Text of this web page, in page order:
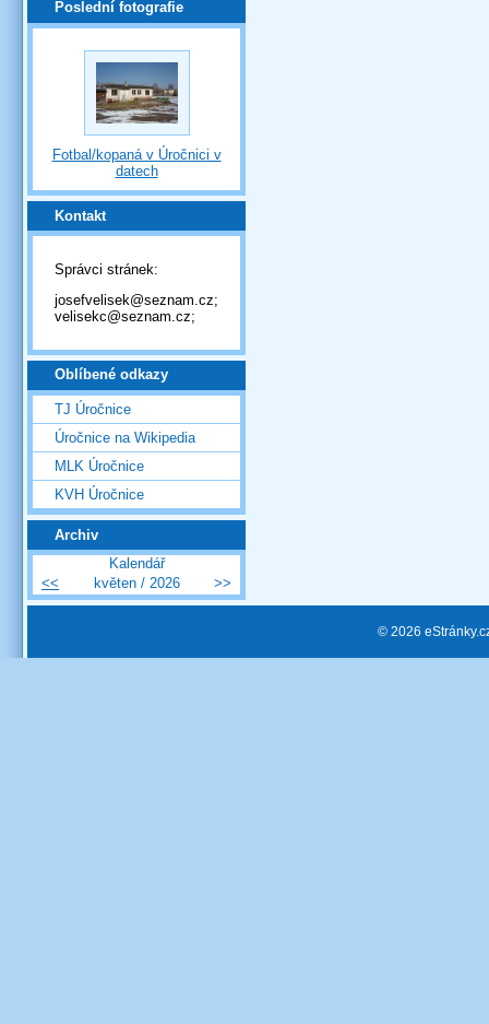
Poslední fotografie
Fotbal/kopaná v Úročnici v
datech
Kontakt
Správci stránek:
josefvelisek@seznam.cz;
velisekc@seznam.cz;
Oblíbené odkazy
TJ Úročnice
Úročnice na Wikipedia
MLK Úročnice
KVH Úročnice
Archiv
Kalendář
<<
květen / 2026 >>
© 2026